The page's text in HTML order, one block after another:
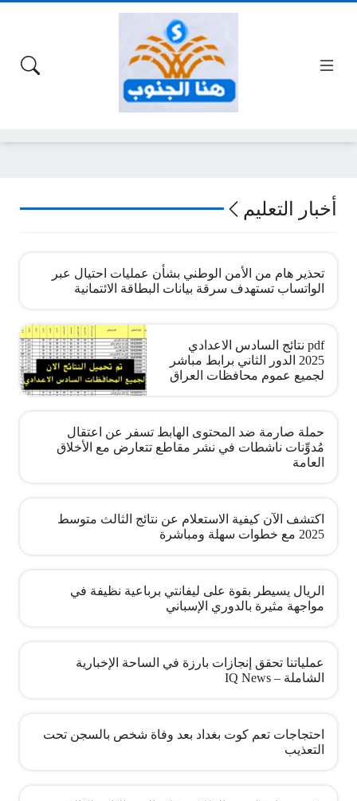
أخبار التعليم
تحذير هام من الأمن الوطني بشأن عمليات احتيال عبر
الواتساب تستهدف سرقة بيانات البطاقة الائتمانية
pdf نتائج السادس الاعدادي
2025 الدور الثاني برابط مباشر
لجميع عموم محافظات العراق
حملة صارمة ضد المحتوى الهابط تسفر عن اعتقال
مُدوِّنات ناشطات في نشر مقاطع تتعارض مع الأخلاق
العامة
اكتشف الآن كيفية الاستعلام عن نتائج الثالث متوسط
2025 مع خطوات سهلة ومباشرة
الريال يسيطر بقوة على ليفانتي برباعية نظيفة في
مواجهة مثيرة بالدوري الإسباني
عملياتنا تحقق إنجازات بارزة في الساحة الإخبارية
الشاملة – IQ News
احتجاجات تعم كوت بغداد بعد وفاة شخص بالسجن تحت
التعذيب